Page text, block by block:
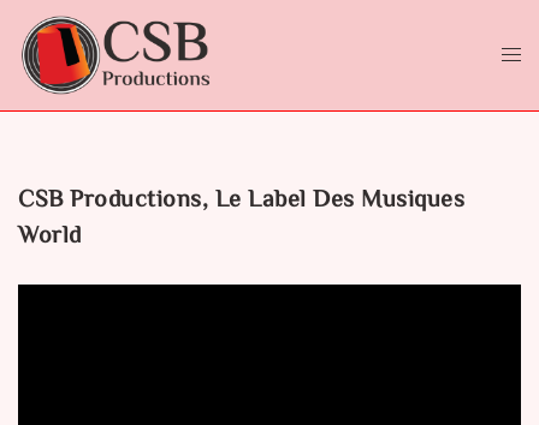
contenu
CSB Productions, Le Label Des Musiques
World